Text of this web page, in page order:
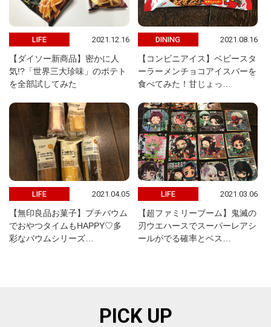
LIFE 2021.12.16
【ダイソー新商品】密かに人
気!?「世界三大珍味」のポテト
を全部試してみた
DINING 2021.08.16
【コンビニアイス】ベビースタ
ーラーメンチョコアイスバーを
食べてみた！甘じょっ…
LIFE 2021.04.05
【無印良品お菓子】プチバウム
でおやつタイムもHAPPY♡多
彩なバウムシリーズ…
LIFE 2021.03.06
【超ファミリーブーム】鬼滅の
刃ウエハースでスーパーレアシ
ールがでる確率とベス…
PICK UP